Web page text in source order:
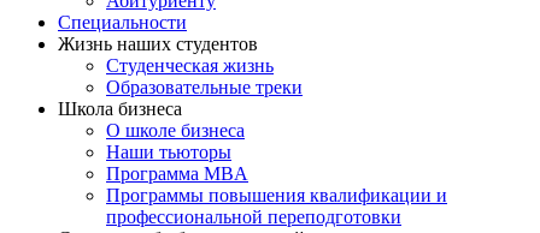
Специальности
Жизнь наших студентов
Студенческая жизнь
Образовательные треки
Школа бизнеса
О школе бизнеса
Наши тьюторы
Программа MBA
Программы повышения квалификации и
профессиональной переподготовки